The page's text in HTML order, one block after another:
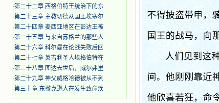
·第二十二章 西格伯特王统治下的东
·第二十三章 主教切德从国王埃塞尔
·第二十四章 麦西亚地区在彭达王被
·第二十五章 与来自苏格兰的那些人
·第二十六章 科尔曼在论战失败后回
·第二十七章 英吉利圣人埃格伯特在
·第二十八章 图达去世后，威尔弗里
·第二十九章 神父威格哈德被从不列
·第三十章 东撒克逊人在发生致命疾
不得披盗带甲，
国王的战马，向
人们见到这
间。他刚刚靠近
他欣喜若狂，命